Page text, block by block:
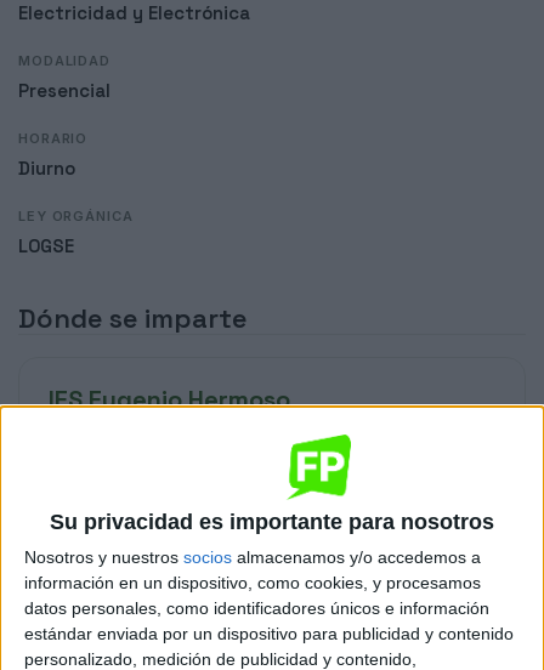
Su privacidad es importante para nosotros
Nosotros y nuestros socios almacenamos y/o accedemos a
información en un dispositivo, como cookies, y procesamos
datos personales, como identificadores únicos e información
estándar enviada por un dispositivo para publicidad y contenido
personalizado, medición de publicidad y contenido,
Electricidad y Electrónica
MODALIDAD
Presencial
HORARIO
Diurno
LEY ORGÁNICA
LOGSE
Dónde se imparte
IES Eugenio Hermoso
DIRECCIÓN
CARRETERIA, 50
6340 Fregenal de la Sierra, Badajoz
+